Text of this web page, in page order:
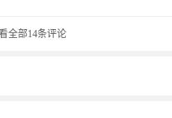
全部14条评论